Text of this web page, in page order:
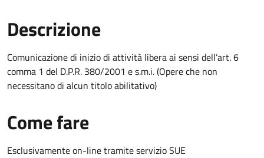
Descrizione
Comunicazione di inizio di attività libera ai sensi dell’art. 6
comma 1 del D.P.R. 380/2001 e s.m.i. (Opere che non
necessitano di alcun titolo abilitativo)
Come fare
Esclusivamente on-line tramite servizio SUE